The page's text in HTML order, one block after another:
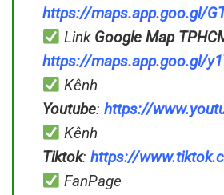
https://maps.app.goo.gl/
Link Google Map
https://maps.app.goo.gl/
Kênh
Youtube: https://
Kênh
Tiktok: https://
FanPage